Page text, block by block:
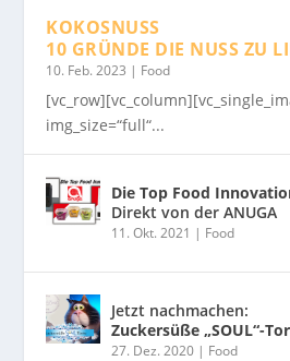
KOKOSNUSS
10 GRÜNDE DIE NUSS ZU
10. Feb. 2023 | Food
img_size=“full“...
Die Top Food
Direkt von der ANUGA
11. Okt. 2021 | Food
Jetzt nachmachen:
Zuckersüße „SOUL“-
27. Dez. 2020 | Food